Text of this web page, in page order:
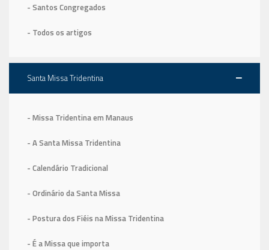
- Santos Congregados
- Todos os artigos
Santa Missa Tridentina
- Missa Tridentina em Manaus
- A Santa Missa Tridentina
- Calendário Tradicional
- Ordinário da Santa Missa
- Postura dos Fiéis na Missa Tridentina
- É a Missa que importa